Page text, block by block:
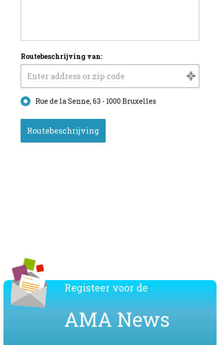
Routebeschrijving van:
Rue de la Senne, 63 - 1000 Bruxelles
Registeer voor de
AMA News